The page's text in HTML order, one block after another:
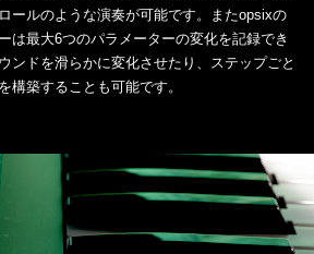
ールのような演奏が可能です。またopsixの
は最大6つのパラメーターの変化を記録でき
ンドを滑らかに変化させたり、ステップごと
構築することも可能です。